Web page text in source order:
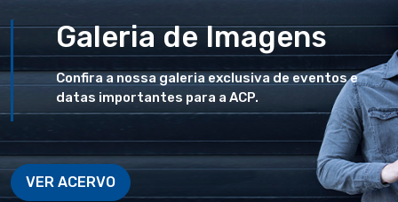
Galeria de Imagens
Confira a nossa galeria exclusiva de eventos e
datas importantes para a ACP.
VER ACERVO